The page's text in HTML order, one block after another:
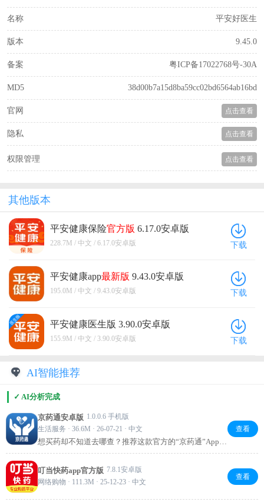
名称 平安好医生
版本 9.45.0
备案 粤ICP备17022768号-30A
MD5 38d00b7a15d8ba59cc02bd6564ab16bd
官网 点击查看
隐私 点击查看
权限管理 点击查看
其他版本
平安健康保险官方版 6.17.0安卓版
228.7M / 中文 / 6.17.0安卓版 下载
平安健康app最新版 9.43.0安卓版
195.0M / 中文 / 9.43.0安卓版 下载
平安健康医生版 3.90.0安卓版
155.9M / 中文 / 3.90.0安卓版 下载
AI智能推荐
✓ AI分析完成
京药通安卓版 1.0.0.6 手机版
生活服务 · 36.6M · 26-07-21 · 中文
想买药却不知道去哪查？推荐这款官方的“京药通”App，
能查药品详情、找附近药店，还能咨询身边药师，用药
更安心。日常备药、急用买药，打开它就够了！
查看
叮当快药app官方版 7.8.1安卓版
网络购物 · 111.3M · 25-12-23 · 中文
查看